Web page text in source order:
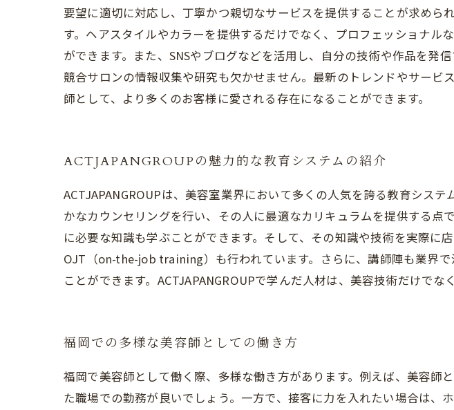
要望に適切に対応し、丁寧かつ親切なサービスを提供することが求め
す。ヘアスタイルやカラーを提供するだけでなく、プロフェッショナ
ができます。また、SNSやブログなどを活用し、自分の技術や作品を発
競合サロンの情報収集や研究も欠かせません。最新のトレンドやサー
師として、より多くのお客様に愛される存在になることができます。
ACTJAPANGROUPの魅力的な教育システムの紹介
ACTJAPANGROUPは、美容室業界において多くの人気を誇る教育シス
かなカウンセリングを行い、その人に最適なカリキュラムを提供する
に必要な知識も学ぶことができます。そして、その知識や技術を実際
OJT（on-the-job training）も行われています。さらに、講師陣も業界
ことができます。ACTJAPANGROUPで学んだ人材は、美容技術だけで
福岡での多様な美容師としての働き方
福岡で美容師として働く際、多様な働き方があります。例えば、美容
た職場での勤務が良いでしょう。一方で、接客に力を入れたい場合は